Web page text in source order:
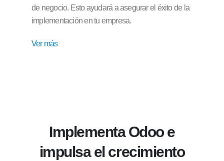
de negocio. Esto ayudará a asegurar el éxito de la
implementación en tu empresa.
Ver más
Implementa Odoo e
impulsa el crecimiento